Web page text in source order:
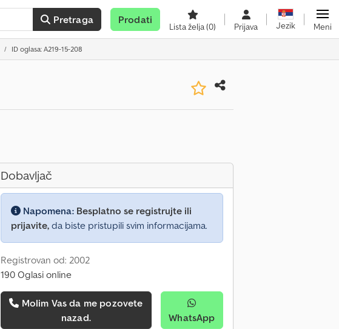
Pretraga Prodati
Lista želja(0) Prijava Jezik Meni
ID oglasa: A219-15-208
Dobavljač
Napomena: Besplatno se registrujte ili
prijavite, da biste pristupili svim informacijama.
Registrovan od: 2002
190 Oglasi online
nazad.
WhatsApp